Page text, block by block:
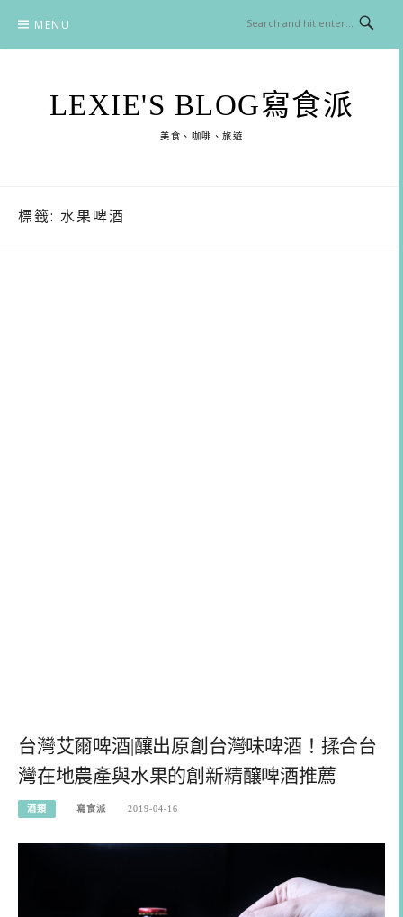
content
MENU
LEXIE'S BLOG寫食派
美食、咖啡、旅遊
標籤: 水果啤酒
台灣艾爾啤酒|釀出原創台灣味啤酒！揉合台
灣在地農產與水果的創新精釀啤酒推薦
酒類 寫食派 2019-04-16